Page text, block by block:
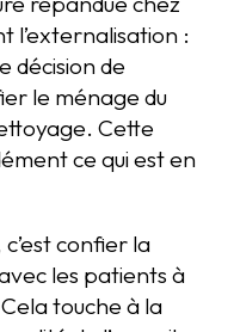
l’externalisation :
décision de
le ménage du
Cette
ce qui est en
confier la
les patients à
touche à la